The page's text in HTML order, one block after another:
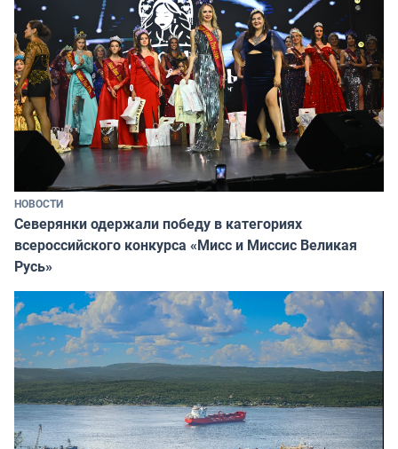
НОВОСТИ
Северянки одержали победу в категориях
всероссийского конкурса «Мисс и Миссис Великая
Русь»